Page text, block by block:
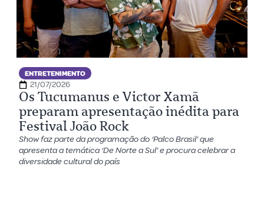
ENTRETENIMENTO
21/07/2026
Os Tucumanus e Victor Xamã
preparam apresentação inédita para
Festival João Rock
Show faz parte da programação do ‘Palco Brasil’ que
apresenta a temática ‘De Norte a Sul’ e procura celebrar a
diversidade cultural do país